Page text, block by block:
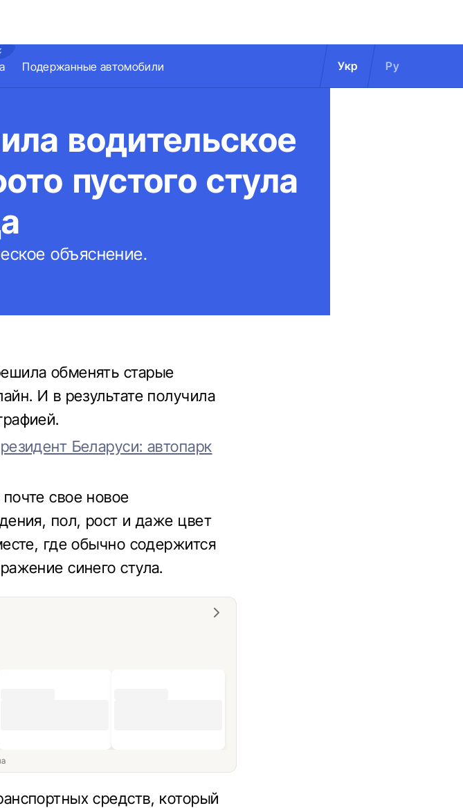
Подержанные автомобили Укр Ру
водительское
пустого стула
объяснение.
обменять старые
И в результате получила
Беларуси: автопарк
свое новое
пол, рост и даже цвет
где обычно содержится
синего стула.
средств, который